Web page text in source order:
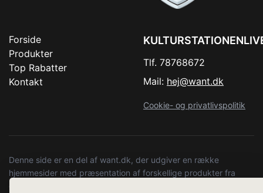
Forside
Produkter
Top Rabatter
Kontakt
Tlf. 78768672
Mail: hej@want.dk
Cookie- og privatlivspolitik
Denne side er en del af want.dk, der udgiver en række
hjemmesider med præsentation af forskellige produkter fra
diverse webshops. Der sælges ikke varer fra denne side - vi